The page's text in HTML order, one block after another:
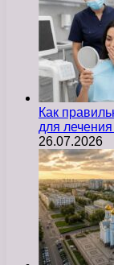
Как
для лечения
26.07.2026